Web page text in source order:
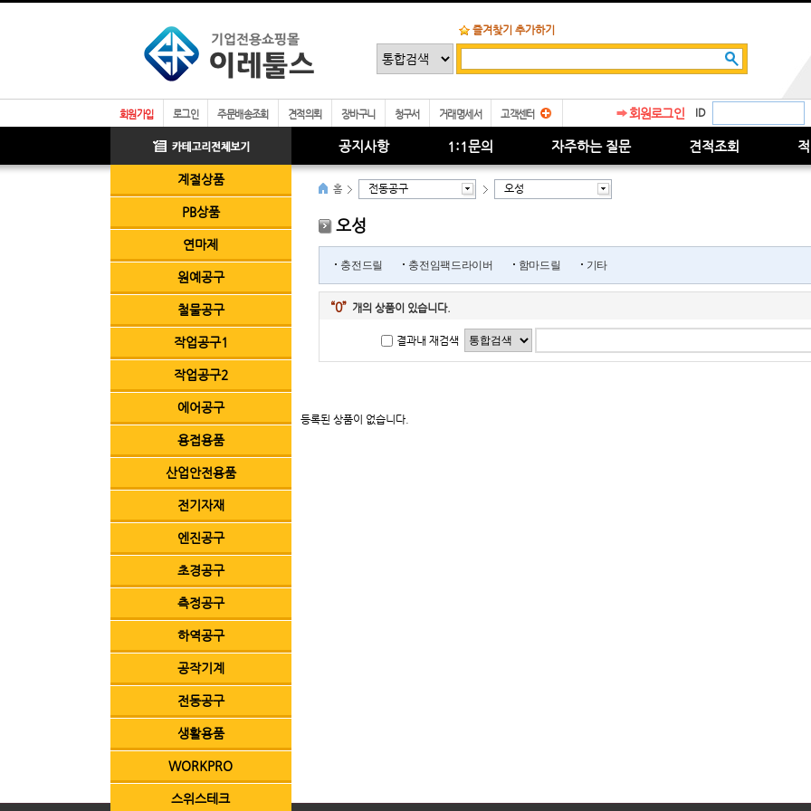
회원로그인 ID
회원가입 로그인 주문배송조회 견적의뢰 장바구니 청구서 거래명세서 고객센터
즐겨찾기 추가하기
계절상품
PB상품
연마제
원예공구
철물공구
작업공구1
작업공구2
에어공구
용접용품
산업안전용품
전기자재
엔진공구
초경공구
측정공구
하역공구
공작기계
전동공구
생활용품
WORKPRO
스위스테크
공지사항 1:1문의 자주하는 질문 견적조회
홈 전동공구 오성
오성
충전드릴 충전임팩드라이버 함마드릴 기타
“0” 개의 상품이 있습니다.
결과내 재검색
등록된 상품이 없습니다.